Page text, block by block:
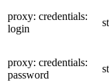
proxy: credentials:
login
proxy: credentials:
password